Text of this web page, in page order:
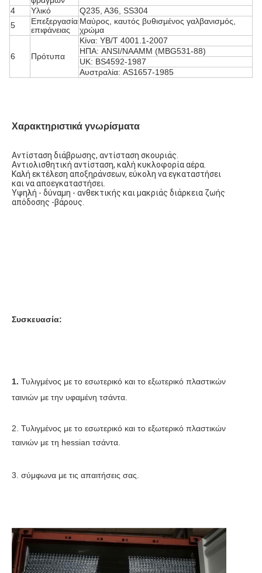
4
Υλικό
Q235, A36, SS304
5
Επεξεργασία
επιφάνειας
Μαύρος, καυτός βυθισμένος γαλβανισμός,
χρώμα
6 Πρότυπα
Κίνα: YB/T 4001.1-2007
ΗΠΑ: ANSI/NAAMM (MBG531-88)
UK: BS4592-1987
Αυστραλία: AS1657-1985
Χαρακτηριστικά γνωρίσματα
Αντίσταση διάβρωσης, αντίσταση σκουριάς.
Αντιολισθητική αντίσταση, καλή κυκλοφορία αέρα.
Καλή εκτέλεση αποξηράνσεων, εύκολη να εγκαταστήσει
και να αποεγκαταστήσει.
Υψηλή - δύναμη - ανθεκτικής και μακριάς διάρκεια ζωής
απόδοσης -βάρους.
Συσκευασία:
1. Τυλιγμένος με το εσωτερικό και το εξωτερικό πλαστικών
ταινιών με την υφαμένη τσάντα.
2. Τυλιγμένος με το εσωτερικό και το εξωτερικό πλαστικών
ταινιών με τη hessian τσάντα.
3. σύμφωνα με τις απαιτήσεις σας.